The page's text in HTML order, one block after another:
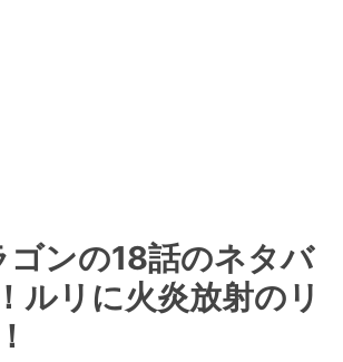
ゴンの18話のネタバ
ルリに火炎放射のリ